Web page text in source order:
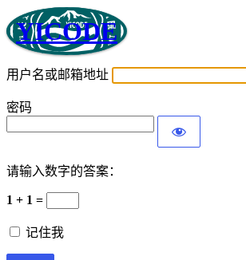
YICODE
用户名或邮箱地址
密码
请输入数字的答案：
1 + 1 =
记住我